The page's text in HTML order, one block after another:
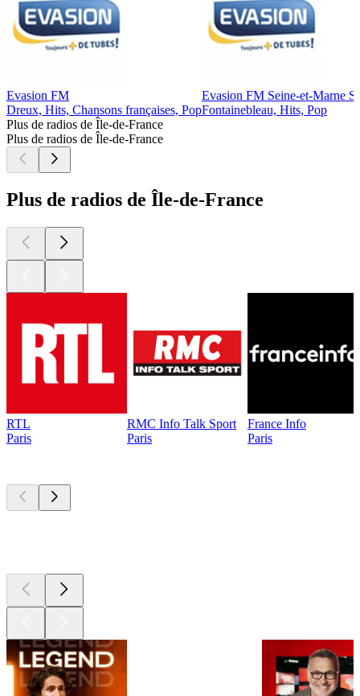
Evasion FM
Dreux, Hits, Chansons françaises, Pop
Evasion FM Seine-et-Marne
Fontainebleau, Hits, Pop
Plus de radios de Île-de-France
Plus de radios de Île-de-France
Plus de radios de Île-de-France
RTL
Paris
RMC Info Talk Sport
Paris
France Info
Paris